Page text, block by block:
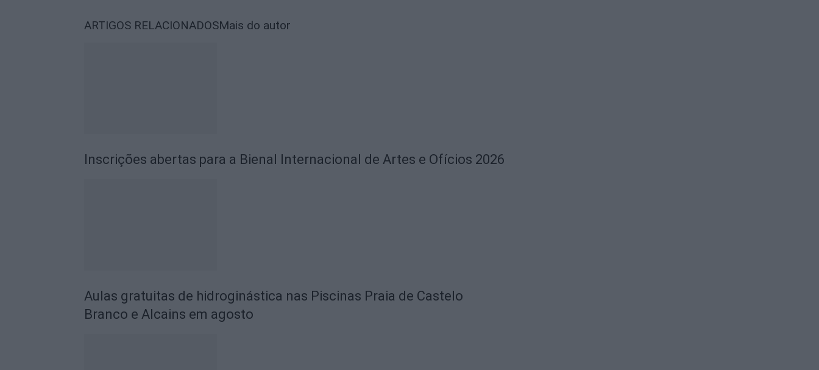
ARTIGOS RELACIONADOSMais do autor
Inscrições abertas para a Bienal Internacional de Artes e Ofícios 2026
Aulas gratuitas de hidroginástica nas Piscinas Praia de Castelo
Branco e Alcains em agosto